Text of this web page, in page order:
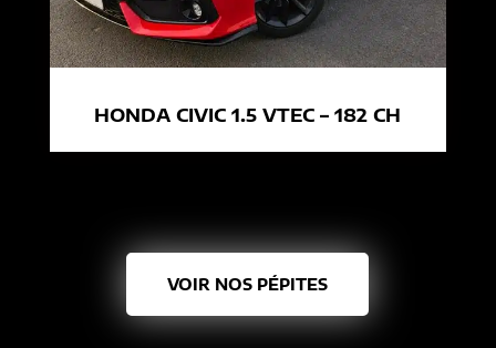
HONDA CIVIC 1.5 VTEC – 182 CH
VOIR NOS PÉPITES